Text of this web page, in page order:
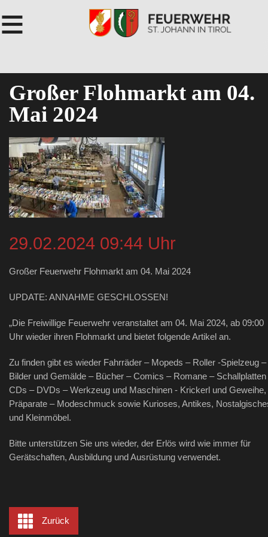
≡
Großer Flohmarkt am 04.
Mai 2024
29.02.2024 09:44 Uhr
Großer Feuerwehr Flohmarkt am 04. Mai 2024
UPDATE: ANNAHME GESCHLOSSEN!
„Die Freiwillige Feuerwehr veranstaltet am 04. Mai 2024, ab 09:00
Uhr wieder ihren Flohmarkt und bietet folgende Artikel an.
Zu finden gibt es wieder Fahrräder – Mopeds – Roller -Spielzeug –
Bilder und Gemälde – Bücher – Comics – Romane – Schallplatten
CDs – DVDs – Werkzeug und Maschinen - Krickerl und Geweihe,
Präparate – Modeschmuck sowie Kurioses, Antikes,
und Kleinmöbel.
Bitte unterstützen Sie uns wieder, der Erlös wird wie immer für
Gerätschaften, Ausbildung und Ausrüstung verwendet.
Zurück